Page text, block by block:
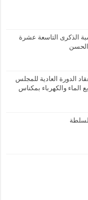
الذكرى التاسعة عشرة
الحسن
الدورة العادية للمجلس
الماء والكهرباء بمكناس